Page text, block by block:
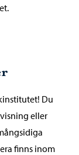
Du
eller
finns inom